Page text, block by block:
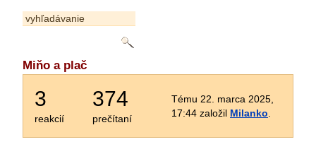
vyhľadávanie
Miňo a plač
3
reakcií
374
prečítaní
Tému 22. marca 2025,
17:44 založil Milanko